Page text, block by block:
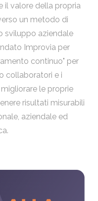
il valore della propria
un metodo di
sviluppo aziendale
Improvia per
continuo" per
collaboratori e i
le proprie
risultati misurabili
aziendale ed